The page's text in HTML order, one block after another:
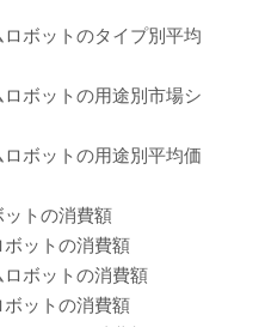
ボットのタイプ別平均
ボットの用途別市場シ
ボットの用途別平均価
ットの消費額
ボットの消費額
ロボットの消費額
ボットの消費額